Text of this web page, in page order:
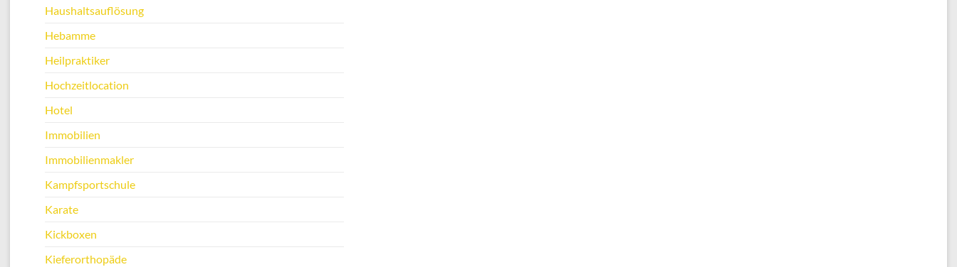
Haushaltsauflösung
Hebamme
Heilpraktiker
Hochzeitlocation
Hotel
Immobilien
Immobilienmakler
Kampfsportschule
Karate
Kickboxen
Kieferorthopäde